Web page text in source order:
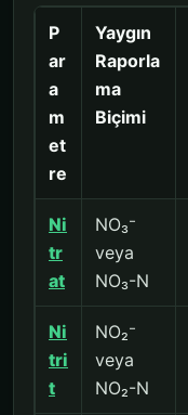
P
ar
a
m
et
re
Yaygın
Raporla
ma
Biçimi
Ni
tr
at
NO₃⁻
veya
NO₃-N
Ni
tri
t
NO₂⁻
veya
NO₂-N